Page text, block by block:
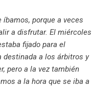
íbamos, porque a veces
a disfrutar. El miércoles
fijado para el
destinada a los árbitros y
pero a la vez también
a la hora que se iba a